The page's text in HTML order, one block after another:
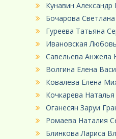
Кунавин Александр
Бочарова
Гуреева Татьяна
Ивановская
Савельева Анжела
Волгина Елена
Ковалева Елена
Кочкарева Наталья
Оганесян Заруи
Ромаева Наталия
Блинкова Лариса